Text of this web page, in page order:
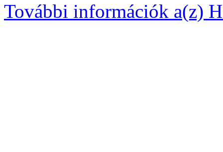
További információk a(z)